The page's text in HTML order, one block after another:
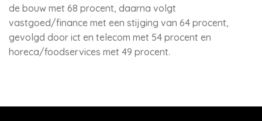
de bouw met 68 procent, daarna volgt
vastgoed/finance met een stijging van 64 procent,
gevolgd door ict en telecom met 54 procent en
horeca/foodservices met 49 procent.